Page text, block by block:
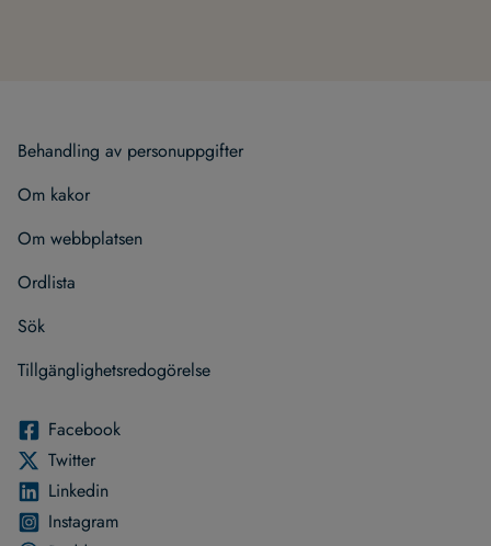
Behand­ling av per­son­upp­gif­ter
Om kakor
Om webb­plat­sen
Ord­lista
Sök
Till­gäng­lig­hets­re­do­gö­relse
Face­book
Twit­ter
Lin­ke­din
Instagram